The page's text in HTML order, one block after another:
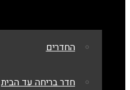
החדרים
חדר בריחה עד הבית